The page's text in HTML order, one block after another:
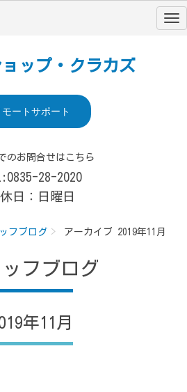
ップ・クラカズ
モートサポート
のお問合せはこちら
28-2020
日：日曜日
フブログ アーカイブ 2019年11月
フブログ
年11月